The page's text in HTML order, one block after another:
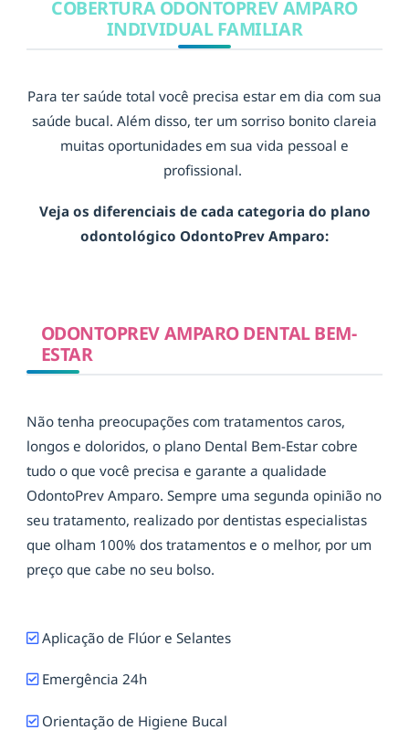
COBERTURA ODONTOPREV AMPARO
INDIVIDUAL FAMILIAR
Para ter saúde total você precisa estar em dia com sua
saúde bucal. Além disso, ter um sorriso bonito clareia
muitas oportunidades em sua vida pessoal e
profissional.
Veja os diferenciais de cada categoria do plano
odontológico OdontoPrev Amparo:
ODONTOPREV AMPARO DENTAL BEM-
ESTAR
Não tenha preocupações com tratamentos caros,
longos e doloridos, o plano Dental Bem-Estar cobre
tudo o que você precisa e garante a qualidade
OdontoPrev Amparo. Sempre uma segunda opinião no
seu tratamento, realizado por dentistas especialistas
que olham 100% dos tratamentos e o melhor, por um
preço que cabe no seu bolso.
Aplicação de Flúor e Selantes
Emergência 24h
Orientação de Higiene Bucal